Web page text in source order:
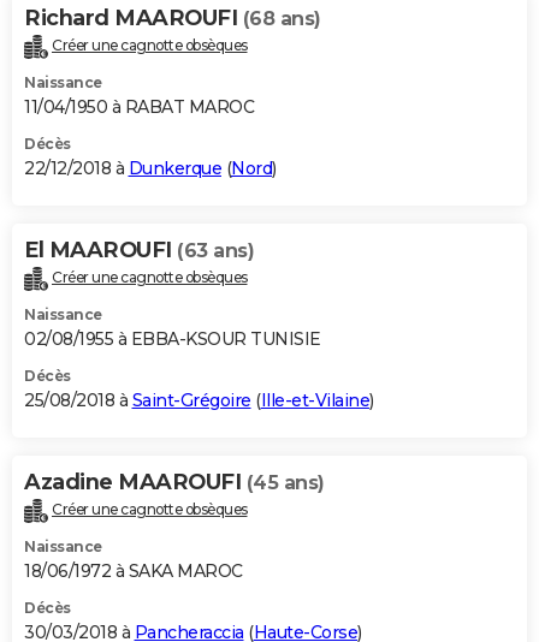
Richard MAAROUFI (68 ans)
Créer une cagnotte obsèques
Naissance
11/04/1950 à RABAT MAROC
Décès
22/12/2018 à Dunkerque (Nord)
El MAAROUFI (63 ans)
Créer une cagnotte obsèques
Naissance
02/08/1955 à EBBA-KSOUR TUNISIE
Décès
25/08/2018 à Saint-Grégoire (Ille-et-Vilaine)
Azadine MAAROUFI (45 ans)
Créer une cagnotte obsèques
Naissance
18/06/1972 à SAKA MAROC
Décès
30/03/2018 à Pancheraccia (Haute-Corse)